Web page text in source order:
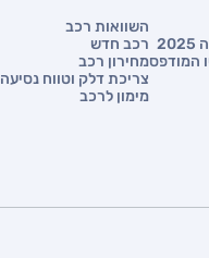
המודפס
השוואות רכב
רכב חדש
מחירון רכב
צריכת דלק וטווח נסיעה
מימון לרכב